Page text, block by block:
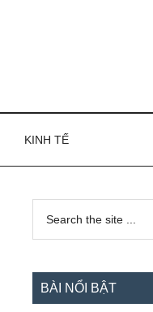
KINH TẾ
Sidebar
chính
...
BÀI NỔI BẬT